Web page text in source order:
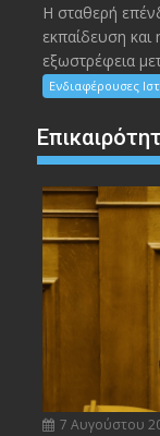
Η σταθερή
εκπαίδευση και
εξωστρέφεια
Ενδιαφέρουσες
7 Αυγούστου